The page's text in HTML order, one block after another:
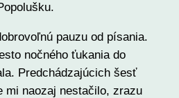
pauzu od písania.
nočného ťukania do
Predchádzajúcich šesť
mi naozaj nestačilo, zrazu